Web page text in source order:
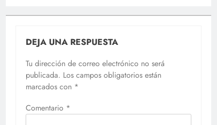
DEJA UNA RESPUESTA
Tu dirección de correo electrónico no será
publicada. Los campos obligatorios están
marcados con *
Comentario *